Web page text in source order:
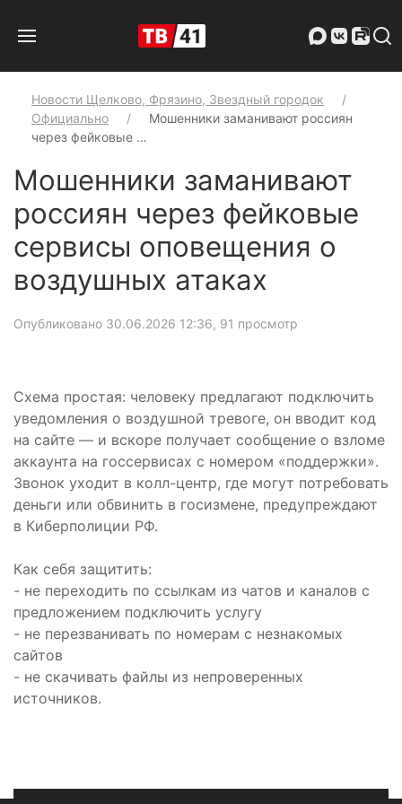
Новости Щелково, Фрязино, Звездный городок
Официально
Мошенники заманивают россиян
через фейковые …
Мошенники заманивают
россиян через фейковые
сервисы оповещения о
воздушных атаках
Опубликовано 30.06.2026 12:36, 91 просмотр
Схема простая: человеку предлагают подключить
уведомления о воздушной тревоге, он вводит код
на сайте — и вскоре получает сообщение о взломе
аккаунта на госсервисах с номером «поддержки».
Звонок уходит в колл-центр, где могут потребовать
деньги или обвинить в госизмене, предупреждают
в Киберполиции РФ.
Как себя защитить:
- не переходить по ссылкам из чатов и каналов с
предложением подключить услугу
- не перезванивать по номерам с незнакомых
сайтов
- не скачивать файлы из непроверенных
источников.